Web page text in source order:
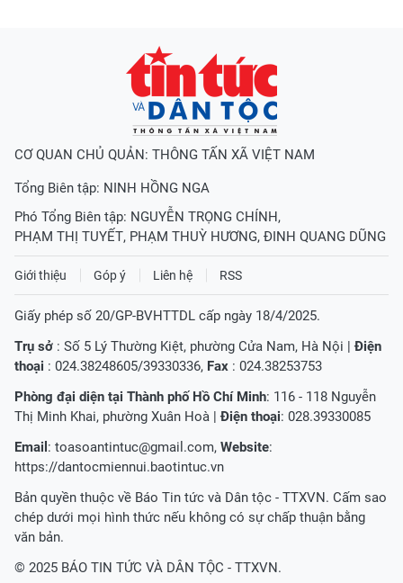
CƠ QUAN CHỦ QUẢN: THÔNG TẤN XÃ VIỆT NAM
Tổng Biên tập: NINH HỒNG NGA
Phó Tổng Biên tập: NGUYỄN TRỌNG CHÍNH ,
PHẠM THỊ TUYẾT, PHẠM THUỲ HƯƠNG, ĐINH QUANG DŨNG
Giới thiệu Góp ý Liên hệ RSS
Giấy phép số 20/GP-BVHTTDL cấp ngày 18/4/2025.
Trụ sở : Số 5 Lý Thường Kiệt, phường Cửa Nam, Hà Nội |Điện
thoại : 024.38248605/39330336, Fax : 024.38253753
Phòng đại diện tại Thành phố Hồ Chí Minh: 116 - 118 Nguyễn
Thị Minh Khai, phường Xuân Hoà |Điện thoại: 028.39330085
Email : toasoantintuc@gmail.com, Website:
https://dantocmiennui.baotintuc.vn
Bản quyền thuộc về Báo Tin tức và Dân tộc - TTXVN. Cấm sao
chép dưới mọi hình thức nếu không có sự chấp thuận bằng
văn bản.
© 2025 BÁO TIN TỨC VÀ DÂN TỘC - TTXVN.